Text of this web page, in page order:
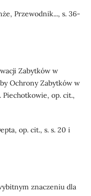
Przewodnik..., s. 36-
Zabytków w
Ochrony Zabytków w
op. cit.,
op. cit., s. s. 20 i
znaczeniu dla